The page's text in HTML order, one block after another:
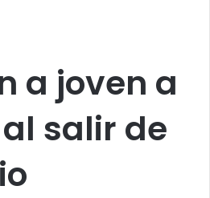
a joven a
salir de